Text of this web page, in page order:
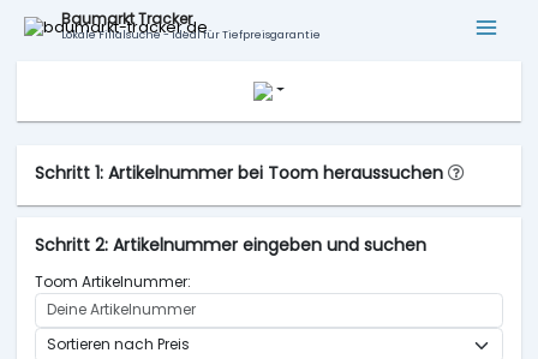
Baumarkt Tracker
Lokale Filialsuche - ideal für Tiefpreisgarantie
Schritt 1: Artikelnummer bei Toom heraussuchen
Schritt 2: Artikelnummer eingeben und suchen
Toom Artikelnummer: